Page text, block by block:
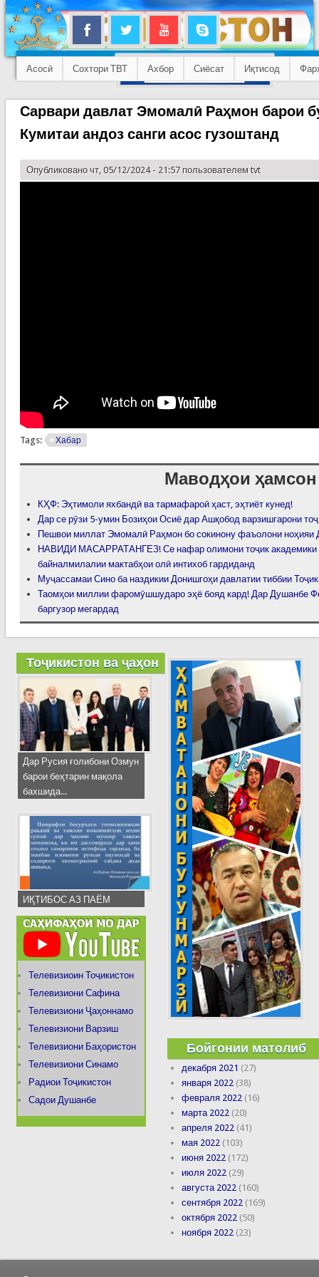
Асосӣ Сохтори ТВТ Ахбор Сиёсат Иқтисод
Сарвари давлат Эмомалӣ Раҳмон барои
Кумитаи андоз санги асос гузоштанд
Опубликовано чт, 05/12/2024 - 21:57 пользователем tvt
Tags: Хабар
Маводҳои ҳамсон
КҲФ: Эҳтимоли яхбандӣ ва тармафароӣ ҳаст, эҳтиёт кунед!
Дар се рӯзи 5-умин Бозиҳои Осиё дар Ашқобод варзишгарони
Пешвои миллат Эмомалӣ Раҳмон бо сокинону фаъолони ноҳияи
НАВИДИ МАСАРРАТАНГЕЗ! Се нафар олимони тоҷик академики
байналмилалии мактабҳои олӣ интихоб гардиданд
Муҷассамаи Сино ба наздикии Донишгоҳи давлатии тиббии
Таомҳои миллии фаромӯшшударо эҳё бояд кард! Дар Душанбе
баргузор мегардад
Тоҷикистон ва ҷаҳон
Дар Русия ғолибони Озмун
барои беҳтарин мақола
бахшида...
ИҚТИБОС АЗ ПАЁМ
Телевизиоин Тоҷикистон
Телевизиони Сафина
Телевизиони Ҷаҳоннамо
Телевизиони Варзиш
Телевизиони Баҳористон
Телевизиони Синамо
Радиои Тоҷикистон
Садои Душанбе
Бойгонии матолиб
декабря 2021 (27)
января 2022 (38)
февраля 2022 (16)
марта 2022 (20)
апреля 2022 (41)
мая 2022 (103)
июня 2022 (172)
июля 2022 (29)
августа 2022 (160)
сентября 2022 (169)
октября 2022 (50)
ноября 2022 (23)